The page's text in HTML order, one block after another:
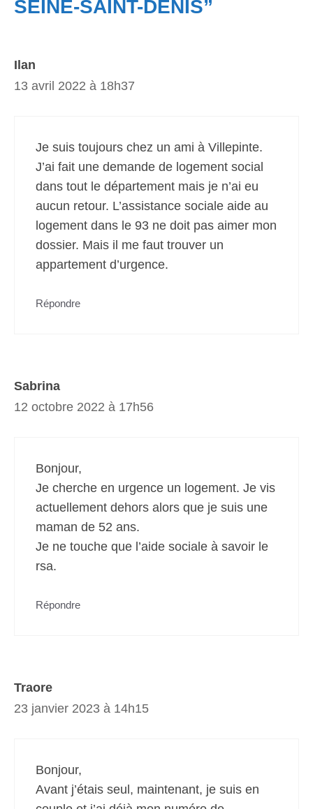
SEINE-SAINT-DENIS”
Ilan
13 avril 2022 à 18h37
Je suis toujours chez un ami à Villepinte.
J’ai fait une demande de logement social
dans tout le département mais je n’ai eu
aucun retour. L’assistance sociale aide au
logement dans le 93 ne doit pas aimer mon
dossier. Mais il me faut trouver un
appartement d’urgence.
Répondre
Sabrina
12 octobre 2022 à 17h56
Bonjour,
Je cherche en urgence un logement. Je vis
actuellement dehors alors que je suis une
maman de 52 ans.
Je ne touche que l’aide sociale à savoir le
rsa.
Répondre
Traore
23 janvier 2023 à 14h15
Bonjour,
Avant j’étais seul, maintenant, je suis en